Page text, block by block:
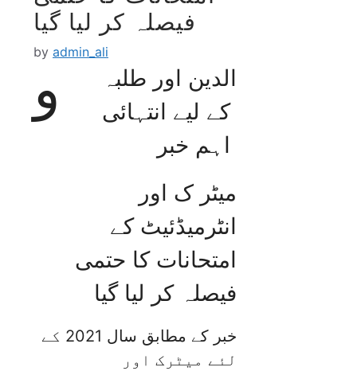
فیصلہ کر لیا گیا
by admin_ali
و
الدین اور طلبہ
کے لیے انتہائی
انٹرمیڈئیٹ کے
امتحانات کا حتمی
فیصلہ کر لیا گیا
خبر کے مطابق سال 2021 کے
لئے میٹرک اور